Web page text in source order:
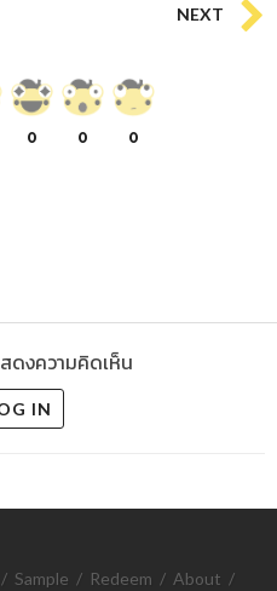
NEXT
0 0 0
ดงความคิดเห็น
IN
/ Sample / Redeem / About /